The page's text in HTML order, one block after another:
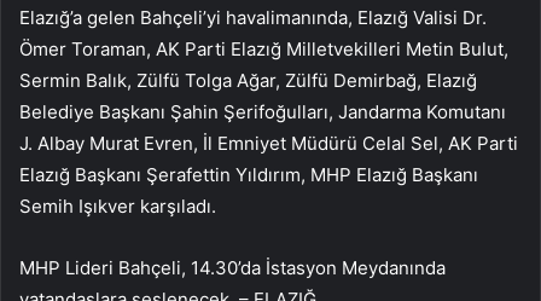
Elazığ’a gelen Bahçeli’yi havalimanında, Elazığ Valisi Dr.
Ömer Toraman, AK Parti Elazığ Milletvekilleri Metin Bulut,
Sermin Balık, Zülfü Tolga Ağar, Zülfü Demirbağ, Elazığ
Belediye Başkanı Şahin Şerifoğulları, Jandarma Komutanı
J. Albay Murat Evren, İl Emniyet Müdürü Celal Sel, AK Parti
Elazığ Başkanı Şerafettin Yıldırım, MHP Elazığ Başkanı
Semih Işıkver karşıladı.
MHP Lideri Bahçeli, 14.30’da İstasyon Meydanında